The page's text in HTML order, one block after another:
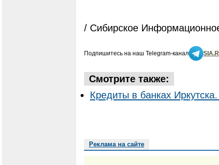
/ Сибирское
Подпишитесь на наш Telegram-канал
Смотрите также:
Кредиты в банках
Реклама на сайте